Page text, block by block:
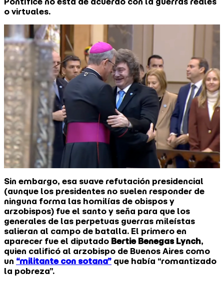
o virtuales.
Sin embargo, esa suave refutación presidencial
(aunque los presidentes no suelen responder de
ninguna forma las homilías de obispos y
arzobispos) fue el santo y seña para que los
generales de las perpetuas guerras mileístas
salieran al campo de batalla. El primero en
aparecer fue el diputado Bertie Benegas Lynch,
quien calificó al arzobispo de Buenos Aires como
un “militante con sotana” que había “romantizado
la pobreza”.